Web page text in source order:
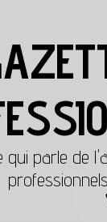
qui parle de
professionnels